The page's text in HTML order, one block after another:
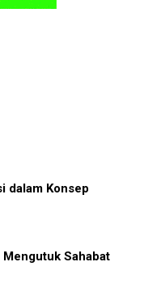
dalam Konsep
Sahabat